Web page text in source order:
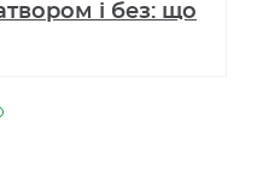
і без: що